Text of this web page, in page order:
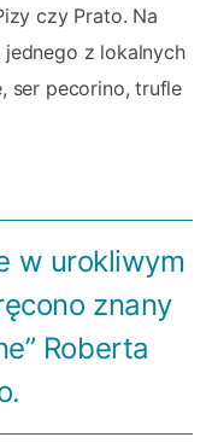
czy Prato. Na
z lokalnych
ser pecorino, trufle
w urokliwym
znany
Roberta